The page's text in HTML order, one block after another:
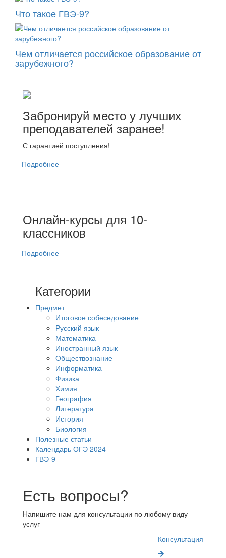
Что такое ГВЭ-9?
Чем отличается российское образование от
зарубежного?
Забронируй место у лучших
преподавателей заранее!
С гарантией поступления!
Подробнее
Онлайн-курсы для 10-
классников
Подробнее
Категории
Предмет
Итоговое собеседование
Русский язык
Математика
Иностранный язык
Обществознание
Информатика
Физика
Химия
География
Литература
История
Биология
Полезные статьи
Календарь ОГЭ 2024
ГВЭ-9
Есть вопросы?
Напишите нам для консультации по любому виду
услуг
Консультация